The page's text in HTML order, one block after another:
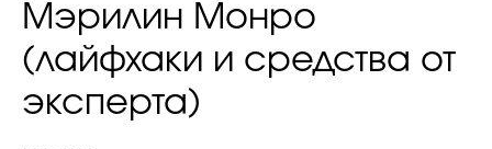
Хит недели от стилиста
Мэрилин Монро
(лайфхаки и средства от
эксперта)